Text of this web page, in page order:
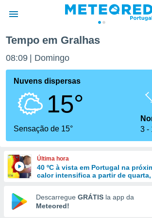
da
foi
fornecidas
a este
das
e
forma
digital
Tempo em Gralhas
08:09 Domingo
Nuvens dispersas
15°
Sensação de 15°
3
Última hora
40 ºC à vista em Portugal na
calor intensifica a partir de
Descarregue GRÁTIS la app da
Meteored!